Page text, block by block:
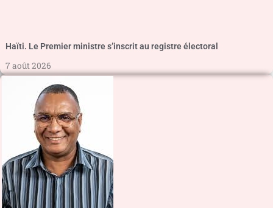
Haïti. Le Premier ministre s’inscrit au registre électoral
7 août 2026